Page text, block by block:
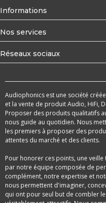
Informations
Nos services
Réseaux sociaux
Audiophonics est une société
et la vente de produit Audio, HiFi,
Proposer des produits qualitatifs
nous guide au quotidien. Nous
les premiers à proposer des
attentes du marché et des clients.
Pour honorer ces points, une
par notre équipe composée de
complément, notre expertise et
nous permettent d'imaginer,
qui ont pour seul but de combler